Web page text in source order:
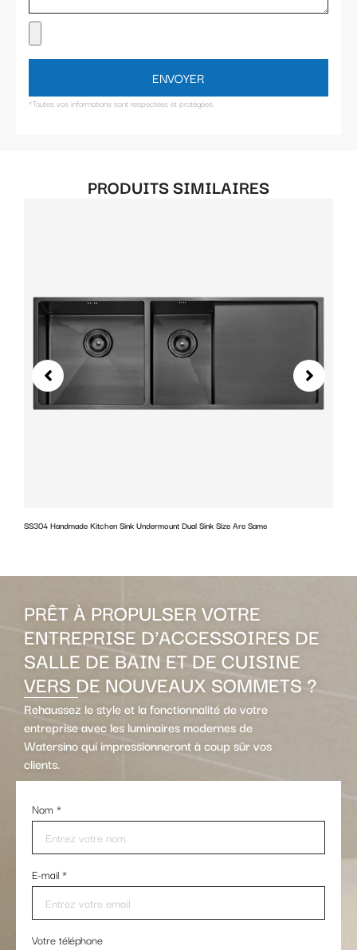
ENVOYER
*Toutes vos informations sont respectées et protégées.
PRODUITS SIMILAIRES
SS304 Handmade Kitchen Sink Undermount Dual Sink Size Are Same
PRÊT À PROPULSER VOTRE
ENTREPRISE D'ACCESSOIRES DE
SALLE DE BAIN ET DE CUISINE
VERS DE NOUVEAUX SOMMETS ?
Rehaussez le style et la fonctionnalité de votre
entreprise avec les luminaires modernes de
Watersino qui impressionneront à coup sûr vos
clients.
Nom *
E-mail*
Votre téléphone